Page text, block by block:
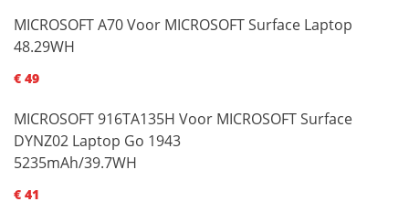
MICROSOFT A70 Voor MICROSOFT Surface Laptop
48.29WH
€ 49
MICROSOFT 916TA135H Voor MICROSOFT Surface
DYNZ02 Laptop Go 1943
5235mAh/39.7WH
€ 41